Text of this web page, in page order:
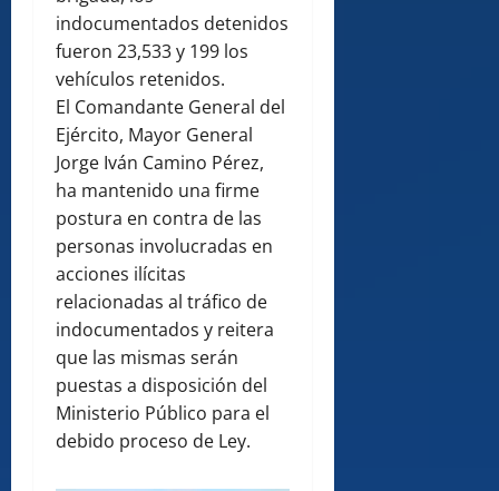
indocumentados detenidos
fueron 23,533 y 199 los
vehículos retenidos.
El Comandante General del
Ejército, Mayor General
Jorge Iván Camino Pérez,
ha mantenido una firme
postura en contra de las
personas involucradas en
acciones ilícitas
relacionadas al tráfico de
indocumentados y reitera
que las mismas serán
puestas a disposición del
Ministerio Público para el
debido proceso de Ley.